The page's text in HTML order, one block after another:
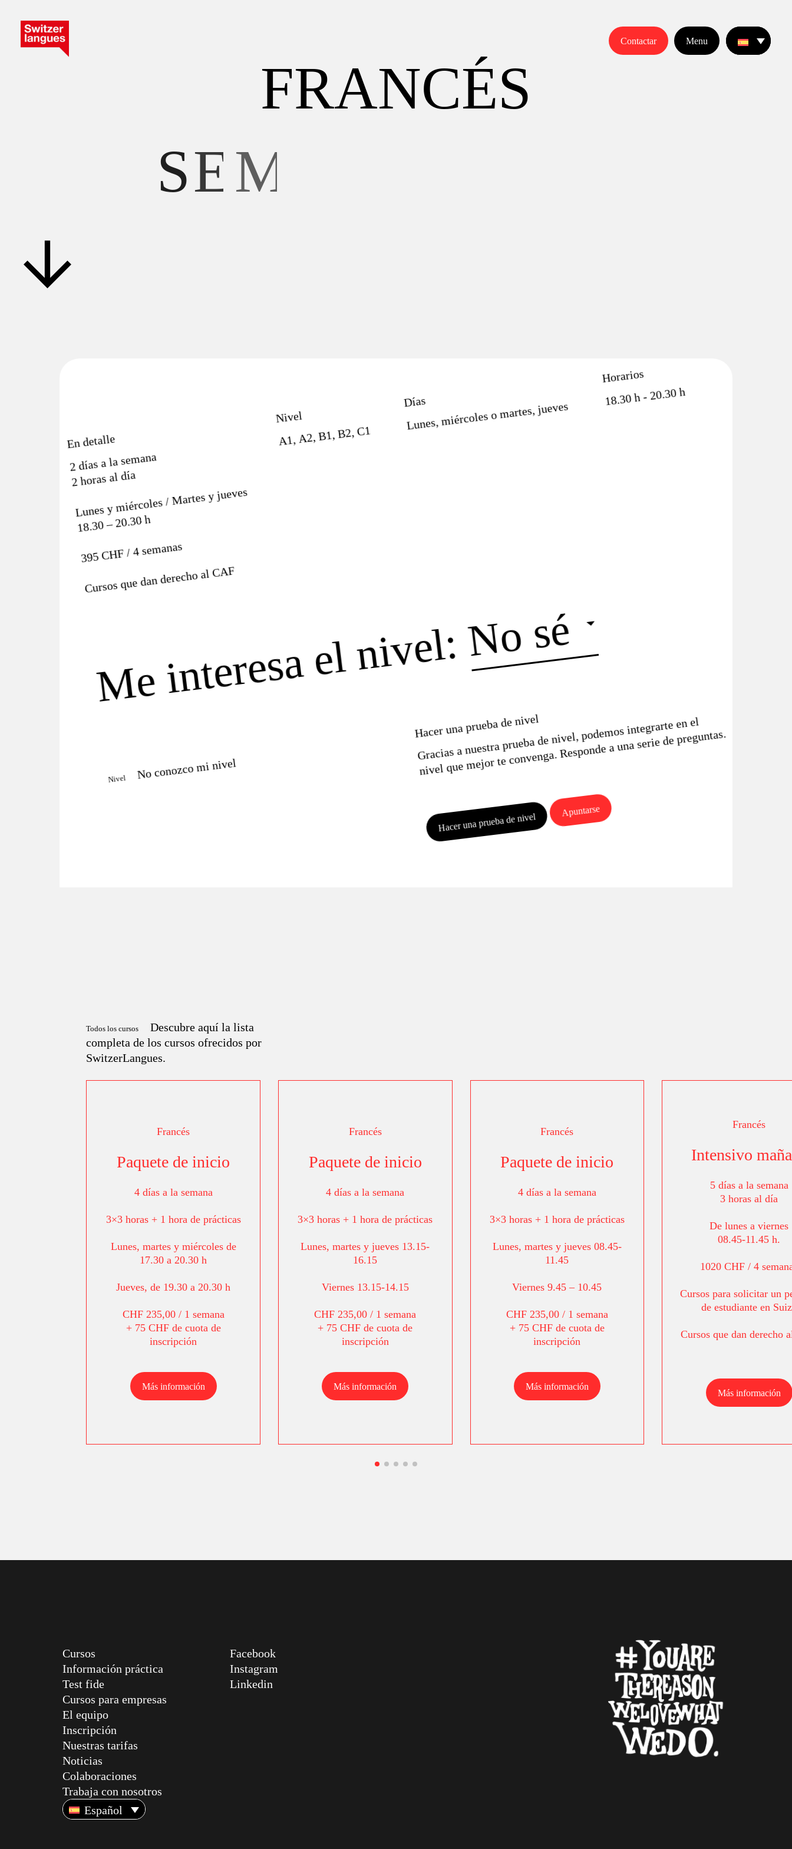
Contactar Menu
FRANCÉS
SEMI
En detalle
2 días a la semana
2 horas al día
Lunes y miércoles / Martes y jueves
18.30 – 20.30 h
395 CHF / 4 semanas
Cursos que dan derecho alCAF
Nivel
A1 A2 B1 B2 C1
Días
Lunes, miércoles o martes, jueves
Horarios
18.30 h - 20.30 h
Me interesa el nivel:No sé
Nivel No conozco mi nivel
Hacer una prueba de nivel
Gracias a nuestra prueba de nivel, podemos integrarte en el
nivel que mejor te convenga. Responde a una serie de preguntas.
Hacer una prueba de nivel
Apuntarse
Todos los cursos
Descubre aquí la lista
completa de los cursos ofrecidos por
SwitzerLangues.
Francés
Paquete de inicio
4 días a la semana
3×3 horas + 1 hora de prácticas
Lunes, martes y miércoles de
17.30 a 20.30 h
Jueves, de 19.30 a 20.30 h
CHF 235,00 / 1 semana
+ 75 CHF de cuota de
inscripción
Más información
Francés
Paquete de inicio
4 días a la semana
3×3 horas + 1 hora de prácticas
Lunes, martes y jueves 13.15-
16.15
Viernes 13.15-14.15
CHF 235,00 / 1 semana
+ 75 CHF de cuota de
inscripción
Más información
Francés
Paquete de inicio
4 días a la semana
3×3 horas + 1 hora de prácticas
Lunes, martes y jueves 08.45-
11.45
Viernes 9.45 – 10.45
CHF 235,00 / 1 semana
+ 75 CHF de cuota de
inscripción
Más información
Francés
Intensivo
5 días a la semana
3 horas al día
De lunes a viernes
08.45-11.45 h.
1020 CHF / 4
Cursos para solicitar un
de estudiante en
Cursos que dan derecho
Más información
Cursos
Información práctica
Test fide
Cursos para empresas
El equipo
Inscripción
Nuestras tarifas
Noticias
Colaboraciones
Trabaja con nosotros
Español
Facebook
Instagram
Linkedin